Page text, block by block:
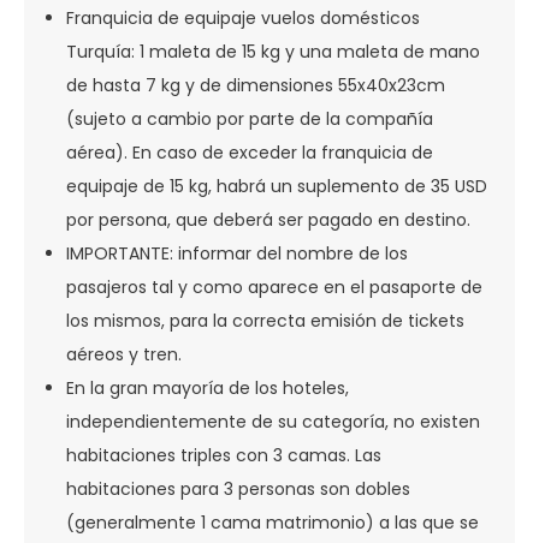
Franquicia de equipaje vuelos domésticos
Turquía: 1 maleta de 15 kg y una maleta de mano
de hasta 7 kg y de dimensiones 55x40x23cm
(sujeto a cambio por parte de la compañía
aérea). En caso de exceder la franquicia de
equipaje de 15 kg, habrá un suplemento de 35 USD
por persona, que deberá ser pagado en destino.
IMPORTANTE: informar del nombre de los
pasajeros tal y como aparece en el pasaporte de
los mismos, para la correcta emisión de tickets
aéreos y tren.
En la gran mayoría de los hoteles,
independientemente de su categoría, no existen
habitaciones triples con 3 camas. Las
habitaciones para 3 personas son dobles
(generalmente 1 cama matrimonio) a las que se